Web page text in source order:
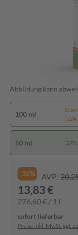
Abbildung kann
100 ml
50 ml
-32% AVP:
13,83 €
276,60 € / 1 l
sofort lieferbar
Preise inkl. MwSt. ggf.